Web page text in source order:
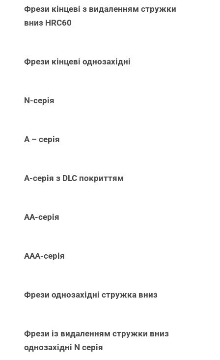
Фрези кінцеві з видаленням стружки
вниз НRC60
Фрези кінцеві однозахідні
N-серія
А – серія
А-серія з DLC покриттям
АА-серія
ААА-серія
Фрези однозахідні стружка вниз
Фрези із видаленням стружки вниз
однозахідні N серія